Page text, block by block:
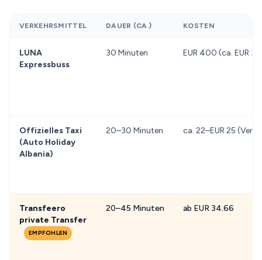
VERKEHRSMITTEL DAUER (CA.) KOSTEN
LUNA
Expressbuss
30 Minuten EUR 400 (ca. EUR
Offizielles Taxi
(Auto Holiday
Albania)
20–30 Minuten ca. 22–EUR 25
Transfeero
private Transfer
EMPFOHLEN
20–45 Minuten ab EUR 34.66